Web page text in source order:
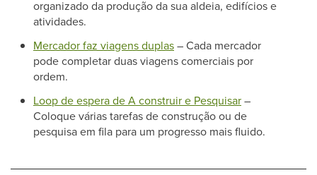
organizado da produção da sua aldeia, edifícios e
atividades.
Mercador faz viagens duplas– Cada mercador
pode completar duas viagens comerciais por
ordem.
Loop de espera de A construir e Pesquisar–
Coloque várias tarefas de construção ou de
pesquisa em fila para um progresso mais fluido.